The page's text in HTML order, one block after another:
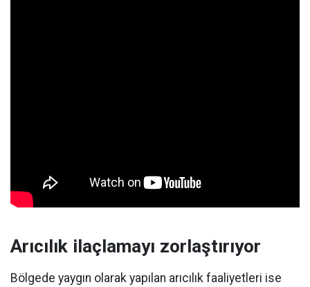
Arıcılık ilaçlamayı zorlaştırıyor
Bölgede yaygın olarak yapılan arıcılık faaliyetleri ise